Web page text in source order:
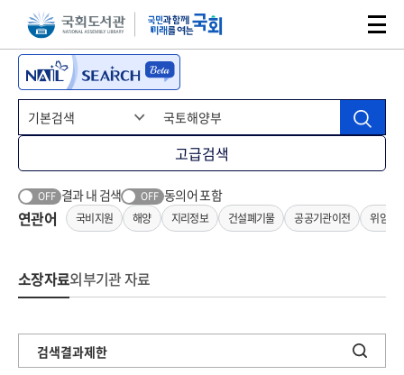
본문 바로가기주메뉴 바로가기
고급검색
OFF 결과 내 검색 OFF 동의어 포함
연관어 국비지원 해양 지리정보 건설폐기물 공공기관이전 위임입
소장자료외부기관 자료
검색결과제한